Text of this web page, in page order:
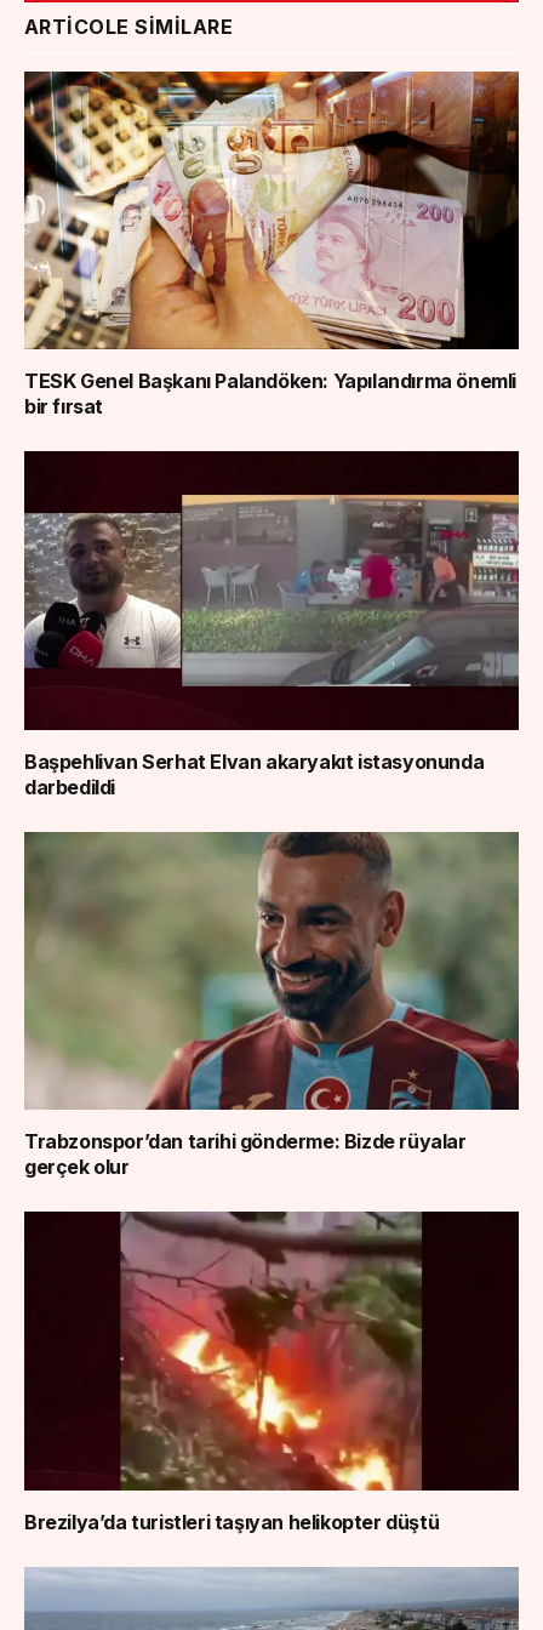
ARTICOLE SIMILARE
TESK Genel Başkanı Palandöken: Yapılandırma önemli
bir fırsat
Başpehlivan Serhat Elvan akaryakıt istasyonunda
darbedildi
Trabzonspor’dan tarihi gönderme: Bizde rüyalar
gerçek olur
Brezilya’da turistleri taşıyan helikopter düştü